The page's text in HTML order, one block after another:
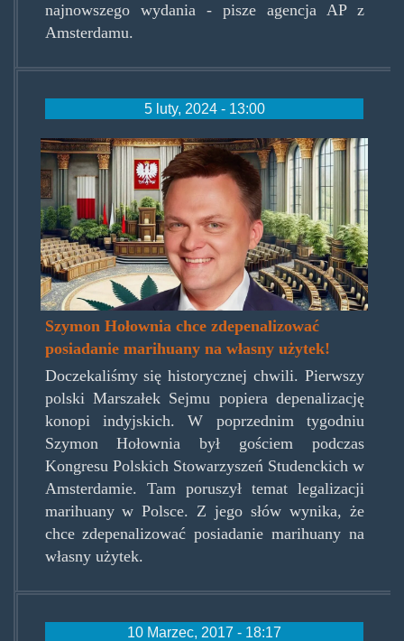
najnowszego wydania - pisze agencja AP z
Amsterdamu.
5 luty, 2024 - 13:00
holownia-
szymon-
hajp.jpg
Szymon Hołownia chce zdepenalizować
posiadanie marihuany na własny użytek!
Doczekaliśmy się historycznej chwili. Pierwszy
polski Marszałek Sejmu popiera depenalizację
konopi indyjskich. W poprzednim tygodniu
Szymon Hołownia był gościem podczas
Kongresu Polskich Stowarzyszeń Studenckich w
Amsterdamie. Tam poruszył temat legalizacji
marihuany w Polsce. Z jego słów wynika, że
chce zdepenalizować posiadanie marihuany na
własny użytek.
10 Marzec, 2017 - 18:17